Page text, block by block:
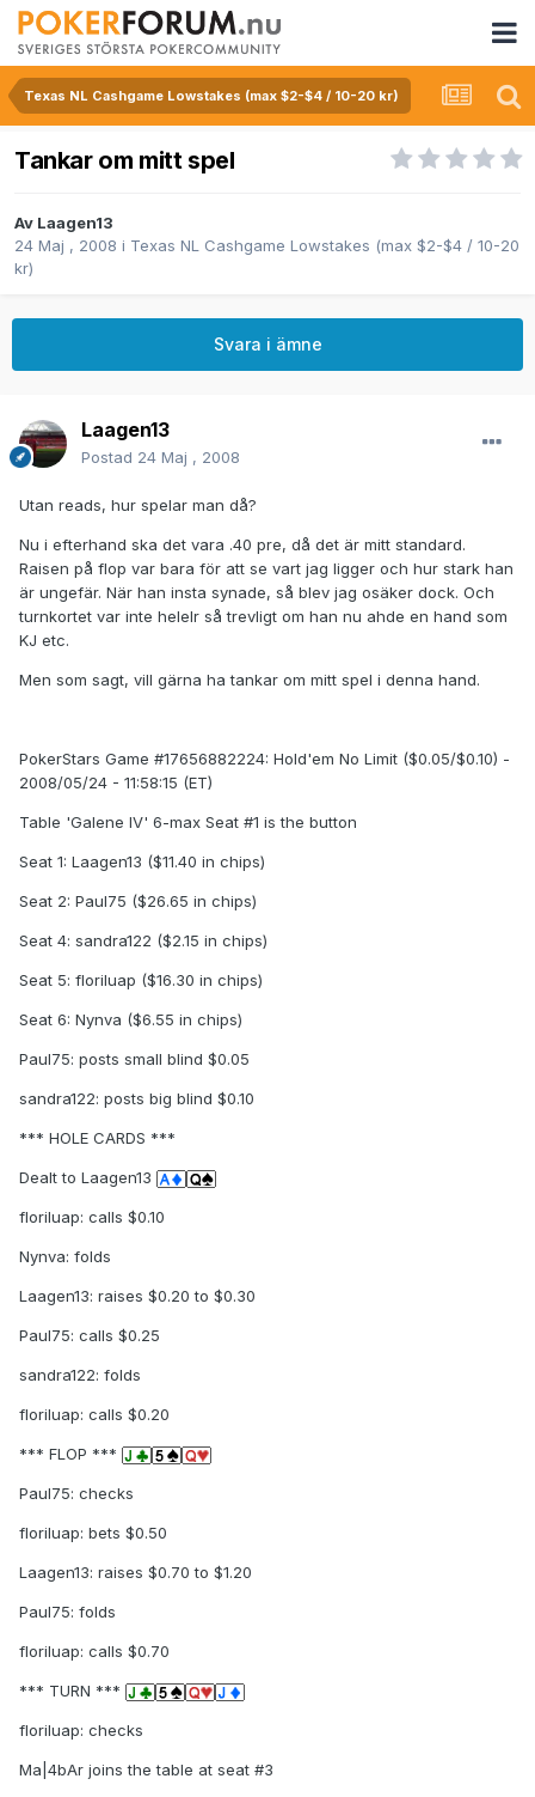
Texas NL Cashgame Lowstakes (max $2-$4 / 10-20 kr)
Tankar om mitt spel
Av Laagen13
24 Maj , 2008 i Texas NL Cashgame Lowstakes (max $2-$4 / 10-20
kr)
Svara i ämne
Laagen13
Postad 24 Maj , 2008
Utan reads, hur spelar man då?
Nu i efterhand ska det vara .40 pre, då det är mitt standard.
Raisen på flop var bara för att se vart jag ligger och hur stark han
är ungefär. När han insta synade, så blev jag osäker dock. Och
turnkortet var inte helelr så trevligt om han nu ahde en hand som
KJ etc.
Men som sagt, vill gärna ha tankar om mitt spel i denna hand.
PokerStars Game #17656882224: Hold'em No Limit ($0.05/$0.10) -
2008/05/24 - 11:58:15 (ET)
Table 'Galene IV' 6-max Seat #1 is the button
Seat 1: Laagen13 ($11.40 in chips)
Seat 2: Paul75 ($26.65 in chips)
Seat 4: sandra122 ($2.15 in chips)
Seat 5: floriluap ($16.30 in chips)
Seat 6: Nynva ($6.55 in chips)
Paul75: posts small blind $0.05
sandra122: posts big blind $0.10
*** HOLE CARDS ***
Dealt to Laagen13
floriluap: calls $0.10
Nynva: folds
Laagen13: raises $0.20 to $0.30
Paul75: calls $0.25
sandra122: folds
floriluap: calls $0.20
*** FLOP ***
Paul75: checks
floriluap: bets $0.50
Laagen13: raises $0.70 to $1.20
Paul75: folds
floriluap: calls $0.70
*** TURN ***
floriluap: checks
Ma|4bAr joins the table at seat #3